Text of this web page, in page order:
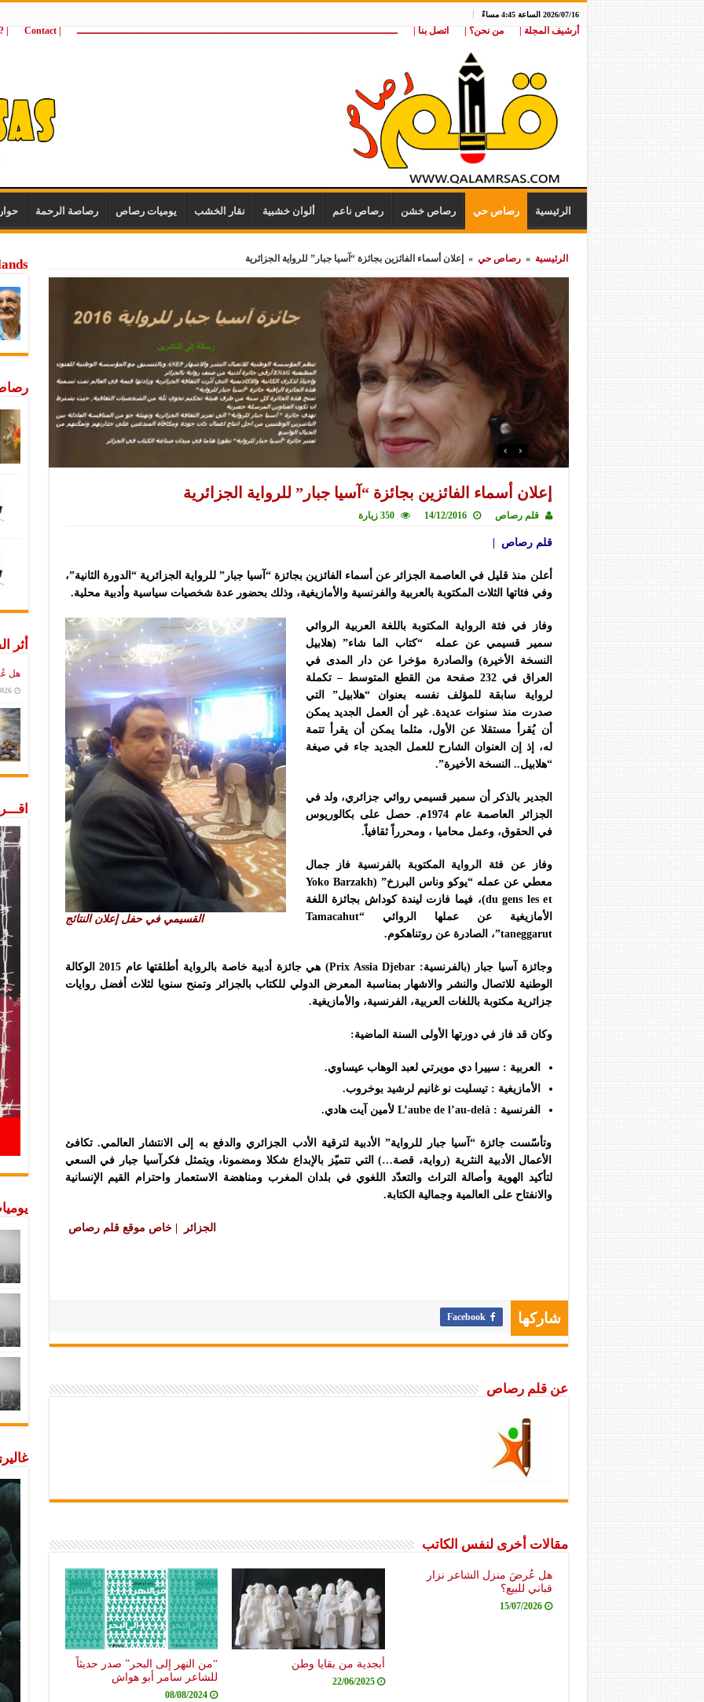
2026/07/16 الساعة 4:45 مساءً
أرشيف المجلة | من نحن؟ | اتصل بنا | ــــــــــــــــــــــــــــــــــــــــــــــــــــــــــــــــــــــــــــــــــــــــــــــــــــــ | Contact
wij
الرئيسية رصاص حي رصاص خشن رصاص ناعم ألوان خشبية نقار الخشب يوميات رصاص رصاصة الرحمة
الرئيسية » رصاص حي » إعلان أسماء الفائزين بجائزة “آسيا جبار” للرواية الجزائرية
إعلان أسماء الفائزين بجائزة “آسيا جبار” للرواية الجزائرية
قلم رصاص 14/12/2016 350 زيارة
قلم رصاص |
أعلن منذ قليل في العاصمة الجزائر عن أسماء الفائزين بجائزة “آسيا جبار” للرواية الجزائرية “الدورة الثانية”،
وفي فئاتها الثلاث المكتوبة بالعربية والفرنسية والأمازيغية، وذلك بحضور عدة شخصيات سياسية وأدبية محلية.
القسيمي في حفل إعلان النتائج
وفاز في فئة الرواية المكتوبة باللغة العربية الروائي
سمير قسيمي عن عمله “كتاب الما شاء” (هلابيل
النسخة الأخيرة) والصادرة مؤخرا عن دار المدى في
العراق في 232 صفحة من القطع المتوسط – تكملة
لرواية سابقة للمؤلف نفسه بعنوان “هلابيل” التي
صدرت منذ سنوات عديدة. غير أن العمل الجديد يمكن
أن يُقرأ مستقلا عن الأول، مثلما يمكن أن يقرأ تتمة
له، إذ إن العنوان الشارح للعمل الجديد جاء في صيغة
“هلابيل.. النسخة الأخيرة”.
الجدير بالذكر أن سمير قسيمي روائي جزائري، ولد في
الجزائر العاصمة عام 1974م. حصل على بكالوريوس
في الحقوق، وعمل محاميا ، ومحرراً ثقافياً.
وفاز عن فئة الرواية المكتوبة بالفرنسية فاز جمال
معطي عن عمله “يوكو وناس البرزخ” (Yoko Barzakh
du gens les et)، فيما فازت ليندة كوداش بجائزة اللغة
الأمازيغية عن عملها الروائي “Tamacahut
taneggarut”، الصادرة عن روتناهكوم.
وجائزة آسيا جبار (بالفرنسية: Prix Assia Djebar) هي جائزة أدبية خاصة بالرواية أطلقتها عام 2015 الوكالة
الوطنية للاتصال والنشر والاشهار بمناسبة المعرض الدولي للكتاب بالجزائر وتمنح سنويا لثلاث أفضل روايات
جزائرية مكتوبة باللغات العربية، الفرنسية، والأمازيغية.
وكان قد فاز في دورتها الأولى السنة الماضية:
العربية : سييرا دي مويرتي لعبد الوهاب عيساوي.
الأمازيغية : تيسليت نو غانيم لرشيد بوخروب.
الفرنسية : L’aube de l’au-delà لأمين آيت هادي.
وتأسّست جائزة “آسيا جبار للرواية” الأدبية لترقية الأدب الجزائري والدفع به إلى الانتشار العالمي. تكافئ
الأعمال الأدبية النثرية (رواية، قصة…) التي تتميّز بالإبداع شكلا ومضمونا، ويتمثل فكرآسيا جبار في السعي
لتأكيد الهوية وأصالة التراث والتعدّد اللغوي في بلدان المغرب ومناهضة الاستعمار واحترام القيم الإنسانية
والانفتاح على العالمية وجمالية الكتابة.
الجزائر | خاص موقع قلم رصاص
شاركها Facebook
عن قلم رصاص
مقالات أخرى لنفس الكاتب
هل عُرضَ منزل الشاعر نزار
قباني للبيع؟
15/07/2026
أبجدية من بقايا وطن
22/06/2025
“من النهر إلى البحر” صدر حديثاً
للشاعر سامر أبو هواش
08/08/2024
أثر
هل